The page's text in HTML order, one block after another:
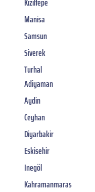
Manisa
Samsun
Siverek
Turhal
Adiyaman
Aydin
Ceyhan
Diyarbakir
Eskisehir
Inegöl
Kahramanmaras